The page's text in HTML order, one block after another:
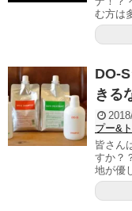
む方は
DO-
きる
プー&
皆さん
すか？
地が優